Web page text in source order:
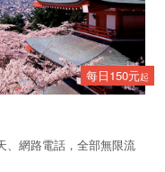
每日150元起
、網路電話，全部無限流